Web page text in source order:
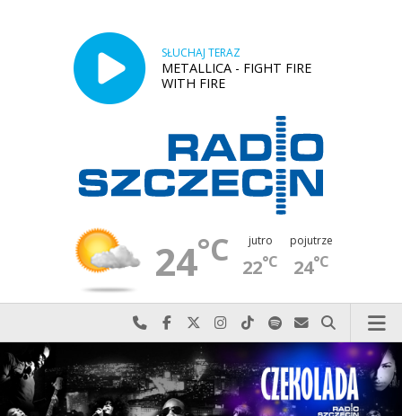
SŁUCHAJ TERAZ
METALLICA - FIGHT FIRE
WITH FIRE
24°C jutro
22°C
pojutrze
24°C
Najlepiej po prostu do nas zadzwoń
Odwiedź nas na Facebook-u
Odwiedź nas na X
Odwiedź nas na Instagram-ie
Odwiedź nas na TikTok-u
Szukaj nas na Spotify
Wyślij do nas
Szukaj